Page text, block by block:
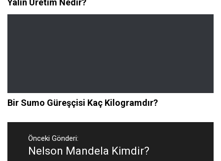
Yalın Üretim Nedir?
Bir Sumo Güreşçisi Kaç Kilogramdır?
Yazı
gezinmesi
Önceki Gönderi:
Önceki
Nelson Mandela Kimdir?